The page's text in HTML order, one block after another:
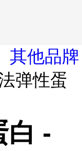
其他品牌
弹性蛋
白 -